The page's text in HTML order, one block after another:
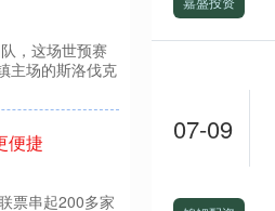
07-09
金流向 模拟交
告，于2025年8